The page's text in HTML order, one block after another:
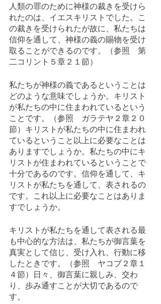
人類の罪のために神様の裁きを受けら
れたのは、イエスキリストでした。こ
の裁きを受けられたが故に、私たちは
信仰を通して、神様の義の賜物を受け
取ることができるのです。（参照　第
二コリント５章２１節）
私たちが神様の義であるということは
どのような意味でしょうか。キリスト
が私たちの中に住まわれているという
ことです。（参照　ガラテヤ２章２０
節）キリストが私たちの中に住まわれ
ているということ以上に必要なことは
ありますでしょうか。私たちの中にキ
リストが住まわれているということで
十分であるのです。信仰を通して、キ
リストが私たちを通して、表されるの
です。これ以上に必要なことはありま
すでしょうか。
キリストが私たちを通して表される最
も中心的な方法は、私たちが御言葉を
真実として信じ、受け入れ、行動に移
したときです。（参照　ヤコブ２章１
４節）日々、御言葉に親しみ、交わ
り、歩み通すことが大切であるので
す。